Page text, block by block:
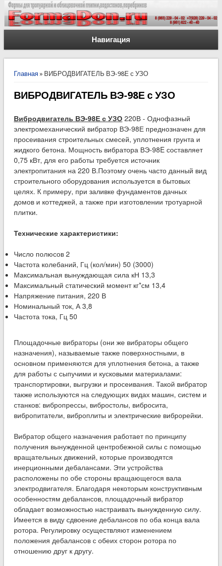
Навигация
Вы здесь
Главная» ВИБРОДВИГАТЕЛЬ ВЭ-98Е с УЗО
ВИБРОДВИГАТЕЛЬ ВЭ-98Е с УЗО
Вибродвигатель ВЭ-98Е с УЗО220В - Однофазный
электромеханический вибратор ВЭ-98Е преднозначен для
просеивания строительных смесей, уплотнения грунта и
жидкого бетона. Мощность вибратора ВЭ-98E составляет
0,75 кВт, для его работы требуется источник
электропитания на 220 В.Поэтому очень часто данный вид
строительного оборудования используется в бытовых
целях. К примеру, при заливке фундаментов дачных
домов и коттеджей, а также при изготовлении тротуарной
плитки.
Технические характеристики:
Число полюсов 2
Частота колебаний, Гц (кол/мин) 50 (3000)
Максимальная вынуждающая сила кН 13,3
Максимальный статический момент кг*см 13,4
Напряжение питания, 220 В
Номинальный ток, А 3,8
Частота тока, Гц 50
Площадочные вибраторы (они же вибраторы общего
назначения), называемые также поверхностными, в
основном применяются для уплотнения бетона, а также
для работы с сыпучими и кусковыми материалами:
транспортировки, выгрузки и просеивания. Такой вибратор
также используются на следующих видах машин, систем и
станков: вибропрессы, вибростолы, вибросита,
вибропитатели, виброплиты и электрические виброрейки.
Вибратор общего назначения работает по принципу
получения вынужденной центробежной силы с помощью
вращательных движений, которые производятся
инерционными дебалансами. Эти устройства
расположены по обе стороны вращающегося вала
электродвигателя. Благодаря некоторым конструктивным
особенностям дебалансов, площадочный вибратор
обладает возможностью настраивать вынужденную силу.
Имеется в виду сдвоение дебалансов по оба конца вала
ротора. Регулировку осуществляют изменением
положения дебалансов с обеих сторон ротора по
отношению друг к другу.